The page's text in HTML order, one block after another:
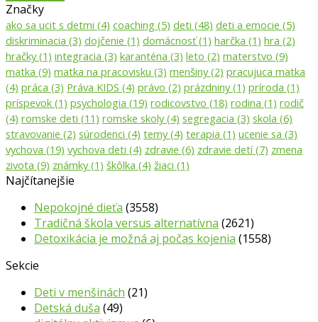
Značky
ako sa ucit s detmi (4) coaching (5) deti (48) deti a emocie (5)
diskriminacia (3) dojčenie (1) domácnosť(1) harčka (1) hra (2)
hračky(1) integracia (3) karanténa (3) leto (2) materstvo (9)
matka (9) matka na pracovisku (3) menšiny(2) pracujuca matka
(4) práca (3) Práva KIDS (4) právo (2) prázdniny(1) príroda (1)
príspevok (1) psychologia (19) rodicovstvo (18) rodina (1) rodič
(4) romske deti (11) romske skoly(4) segregacia (3) skola (6)
stravovanie (2) súrodenci (4) temy(4) terapia (1) ucenie sa (3)
vychova (19) vychova deti (4) zdravie (6) zdravie detí(7) zmena
zivota (9) známky(1) škôlka (4) žiaci (1)
Najčítanejšie
Nepokojné dieťa (3558)
Tradičná škola versus alternatívna (2621)
Detoxikácia je možná aj počas kojenia (1558)
Sekcie
Deti v menšinách (21)
Detská duša (49)